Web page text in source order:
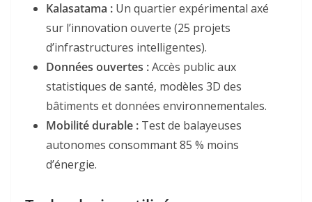
Kalasatama : Un quartier expérimental axé
sur l’innovation ouverte (25 projets
d’infrastructures intelligentes).
Données ouvertes :Accès public aux
statistiques de santé, modèles 3D des
bâtiments et données environnementales.
Mobilité durable : Test de balayeuses
autonomes consommant 85 % moins
d’énergie.